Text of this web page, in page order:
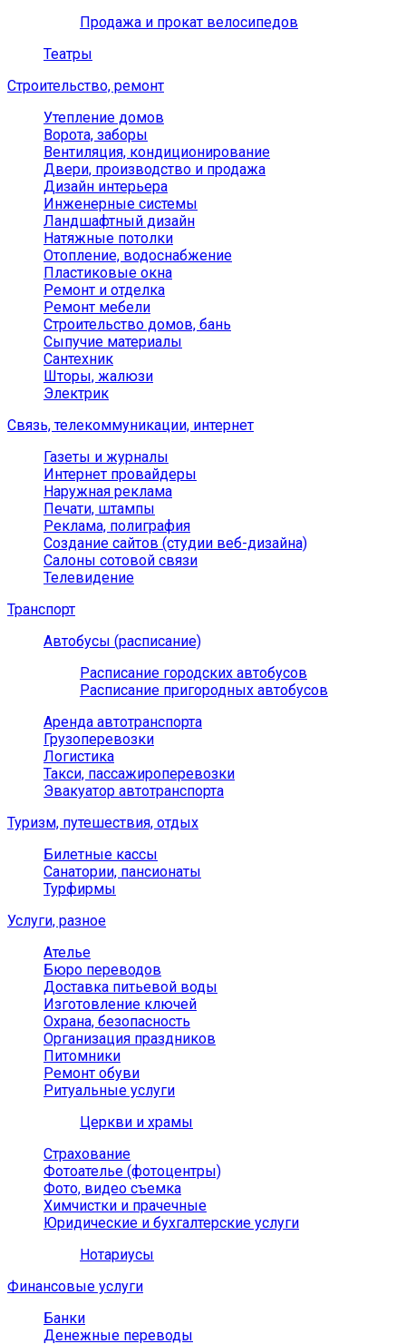
Продажа и прокат велосипедов
Театры
Строительство, ремонт
Утепление домов
Ворота, заборы
Вентиляция, кондиционирование
Двери, производство и продажа
Дизайн интерьера
Инженерные системы
Ландшафтный дизайн
Натяжные потолки
Отопление, водоснабжение
Пластиковые окна
Ремонт и отделка
Ремонт мебели
Строительство домов, бань
Сыпучие материалы
Сантехник
Шторы, жалюзи
Электрик
Связь, телекоммуникации, интернет
Газеты и журналы
Интернет провайдеры
Наружная реклама
Печати, штампы
Реклама, полиграфия
Создание сайтов (студии веб-дизайна)
Салоны сотовой связи
Телевидение
Транспорт
Автобусы (расписание)
Расписание городских автобусов
Расписание пригородных автобусов
Аренда автотранспорта
Грузоперевозки
Логистика
Такси, пассажироперевозки
Эвакуатор автотранспорта
Туризм, путешествия, отдых
Билетные кассы
Санатории, пансионаты
Турфирмы
Услуги, разное
Ателье
Бюро переводов
Доставка питьевой воды
Изготовление ключей
Охрана, безопасность
Организация праздников
Питомники
Ремонт обуви
Ритуальные услуги
Церкви и храмы
Страхование
Фотоателье (фотоцентры)
Фото, видео съемка
Химчистки и прачечные
Юридические и бухгалтерские услуги
Нотариусы
Финансовые услуги
Банки
Денежные переводы